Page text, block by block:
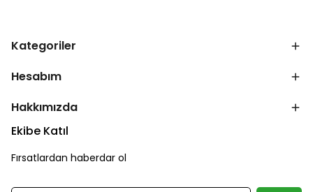
Kategoriler
Hesabım
Hakkımızda
Ekibe Katıl
Fırsatlardan haberdar ol